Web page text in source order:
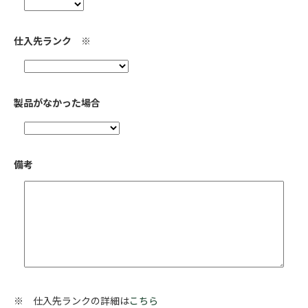
仕入先ランク ※
製品がなかった場合
備考
※ 仕入先ランクの詳細はこちら